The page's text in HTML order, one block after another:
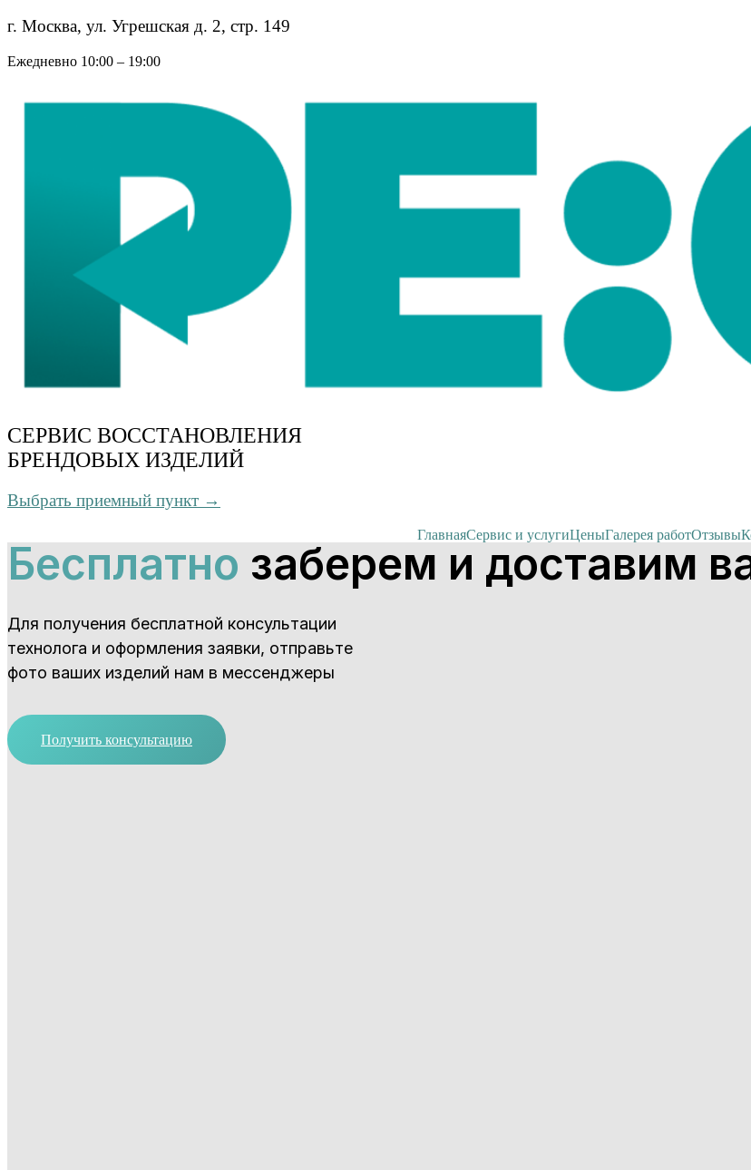
г. Москва, ул. Угрешская д. 2, стр. 149
Ежедневно 10:00 – 19:00
СЕРВИС ВОССТАНОВЛЕНИЯ
БРЕНДОВЫХ ИЗДЕЛИЙ
Выбрать приемный пункт →
ГлавнаяСервис и услугиЦеныГалерея работОтзывы
Бесплатно заберем и доставим
Для получения бесплатной консультации
технолога и оформления заявки, отправьте
фото ваших изделий нам в мессенджеры
Получить консультацию